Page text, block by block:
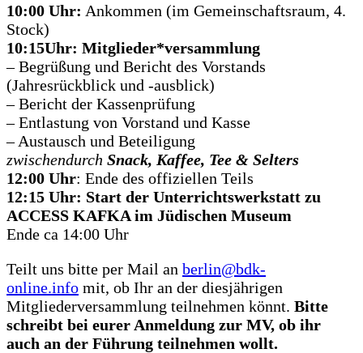
10:00 Uhr: Ankommen (im Gemeinschaftsraum, 4.
Stock)
10:15Uhr: Mitglieder*versammlung
– Begrüßung und Bericht des Vorstands
(Jahresrückblick und -ausblick)
– Bericht der Kassenprüfung
– Entlastung von Vorstand und Kasse
– Austausch und Beteiligung
zwischendurch Snack, Kaffee, Tee & Selters
12:00 Uhr: Ende des offiziellen Teils
12:15 Uhr: Start der Unterrichtswerkstatt zu
ACCESS KAFKA im Jüdischen Museum
Ende ca 14:00 Uhr
Teilt uns bitte per Mail an berlin@bdk-
online.info mit, ob Ihr an der diesjährigen
Mitgliederversammlung teilnehmen könnt. Bitte
schreibt bei eurer Anmeldung zur MV, ob ihr
auch an der Führung teilnehmen wollt.